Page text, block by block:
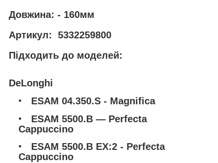
Довжина: - 160мм
Артикул: 5332259800
Підходить до моделей:
DeLonghi
ESAM 04.350.S - Magnifica
ESAM 5500.B — Perfecta
Cappuccino
ESAM 5500.B EX:2 - Perfecta
Cappuccino